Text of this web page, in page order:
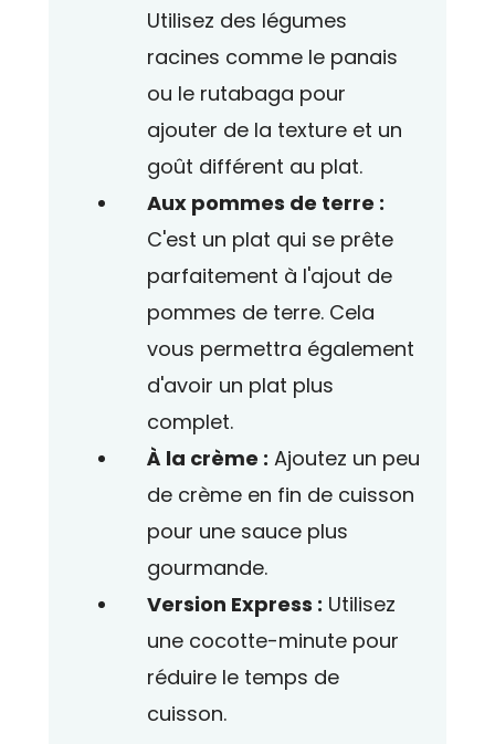
Utilisez des légumes
racines comme le panais
ou le rutabaga pour
ajouter de la texture et un
goût différent au plat.
Aux pommes de terre :
C'est un plat qui se prête
parfaitement à l'ajout de
pommes de terre. Cela
vous permettra également
d'avoir un plat plus
complet.
À la crème : Ajoutez un peu
de crème en fin de cuisson
pour une sauce plus
gourmande.
Version Express : Utilisez
une cocotte-minute pour
réduire le temps de
cuisson.